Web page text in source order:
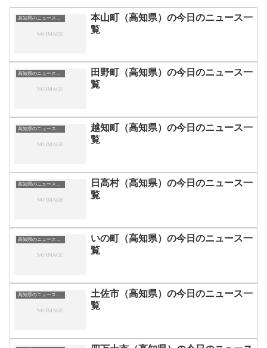
高知県のニュース一覧
本山町（高知県）の今日のニュース一
覧
高知県のニュース一覧
田野町（高知県）の今日のニュース一
覧
高知県のニュース一覧
越知町（高知県）の今日のニュース一
覧
高知県のニュース一覧
日高村（高知県）の今日のニュース一
覧
高知県のニュース一覧
いの町（高知県）の今日のニュース一
覧
高知県のニュース一覧
土佐市（高知県）の今日のニュース一
覧